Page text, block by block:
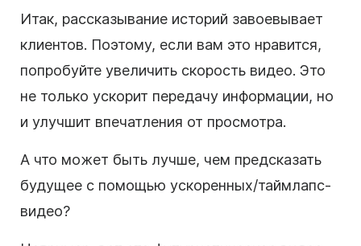
Итак, рассказывание историй завоевывает
клиентов. Поэтому, если вам это нравится,
попробуйте увеличить скорость видео. Это
не только ускорит передачу информации, но
и улучшит впечатления от просмотра.
А что может быть лучше, чем предсказать
будущее с помощью ускоренных/таймлапс-
видео?